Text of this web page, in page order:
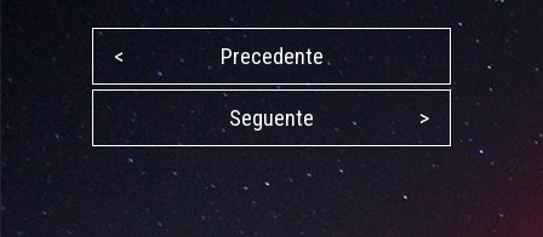
< Precedente
Seguente >